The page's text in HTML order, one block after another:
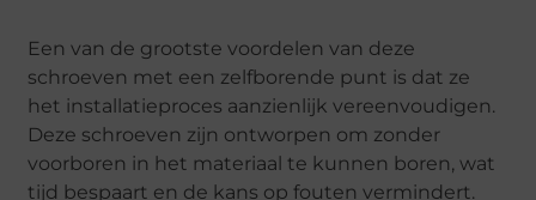
Een van de grootste voordelen van deze
schroeven met een zelfborende punt is dat ze
het installatieproces aanzienlijk vereenvoudigen.
Deze schroeven zijn ontworpen om zonder
voorboren in het materiaal te kunnen boren, wat
tijd bespaart en de kans op fouten vermindert.